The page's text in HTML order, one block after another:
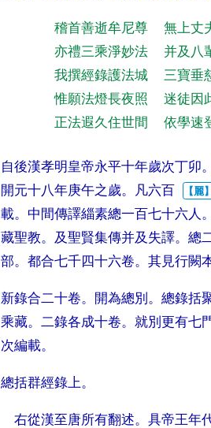
稽首善逝牟尼尊
無上丈
亦禮三乘淨妙法
并及八
我撰經錄護法城
三寶垂
惟願法燈長夜照
迷徒因
正法遐久住世間
依學速
自後漢孝明皇帝永平十年歲次丁卯
開元十八年庚午之歲。
凡六百
載。 中間傳譯緇素總一百七十六人
藏聖教。 及聖賢集傳并及 失譯。總
部。都合七千四十六卷。其見行闕
新錄合二十卷。 開為總別 。總錄括
乘藏。二錄各成十卷。就別更有七
次編載。
總括群經錄上。
右從漢至唐所有翻述。具帝王年